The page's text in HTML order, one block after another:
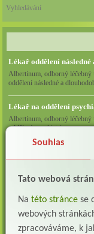
Lékař oddělení následné
Albertinum, odborný léčebný
oddělení následné a
Lékař na oddělení
Albertinum, odborný léčebný
oddělení psychiatrie ...
Všeobecná/praktická
Přidejte se k nám Do
lůžkové oddělení následné a
Souhlas
Tato webová
Na této stránce se
webových
zpracováváme, k